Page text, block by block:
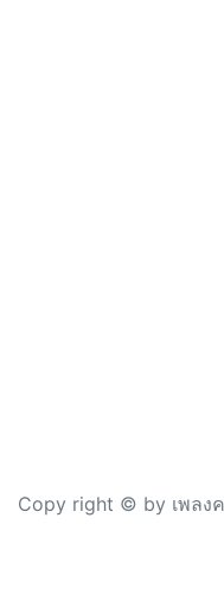
Copy right © by เพลง